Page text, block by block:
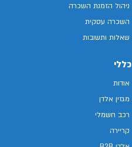
ניהול הזמנת השכרה
השכרה עסקית
שאלות ותשובות
כללי
אודות
מגזין אלדן
רכב חשמלי
קריירה